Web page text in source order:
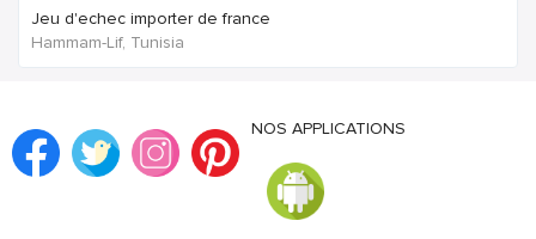
Jeu d'echec importer de france
Hammam-Lif, Tunisia
NOS APPLICATIONS